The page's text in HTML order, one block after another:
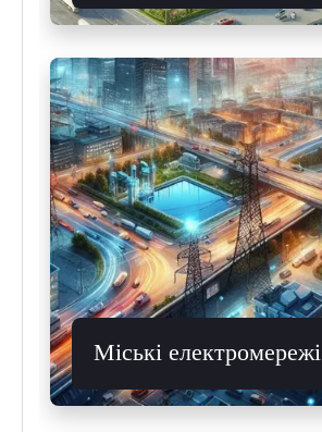
Міські електромережі